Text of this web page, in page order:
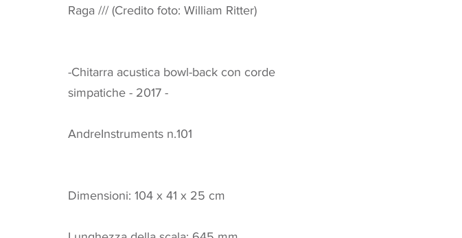
Raga /// (Credito foto: William Ritter)
-Chitarra acustica bowl-back con corde
simpatiche - 2017 -
AndreInstruments n.101
Dimensioni: 104 x 41 x 25 cm